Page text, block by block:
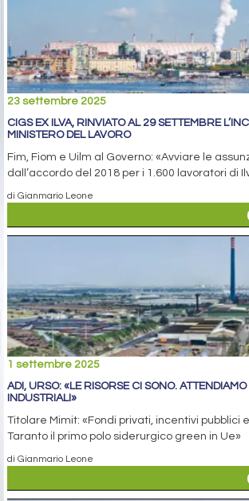
23 settembre 2025
CIGS EX ILVA, RINVIATO AL 29 SETTEMBRE
MINISTERO DEL LAVORO
Fim, Fiom e Uilm al Governo: «Avviare le
dall’accordo del 2018 per i 1.600 lavoratori di
di Gianmario Leone
1 settembre 2025
ADI, URSO: «LE RISORSE CI SONO. ATTENDIAMO
INDUSTRIALI»
Titolare Mimit: «Fondi privati, incentivi pubblici
Taranto il primo polo siderurgico green in Ue»
di Gianmario Leone